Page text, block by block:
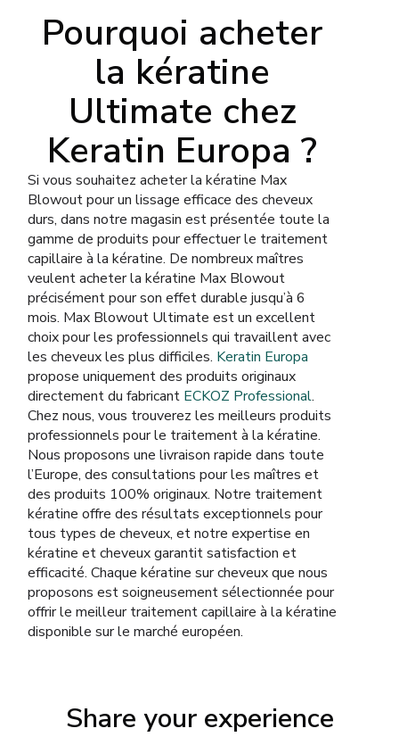
Pourquoi acheter
la kératine
Ultimate chez
Keratin Europa ?
Si vous souhaitez acheter la kératine Max
Blowout pour un lissage efficace des cheveux
durs, dans notre magasin est présentée toute la
gamme de produits pour effectuer le traitement
capillaire à la kératine. De nombreux maîtres
veulent acheter la kératine Max Blowout
précisément pour son effet durable jusqu’à 6
mois. Max Blowout Ultimate est un excellent
choix pour les professionnels qui travaillent avec
les cheveux les plus difficiles. Keratin Europa
propose uniquement des produits originaux
directement du fabricant ECKOZ Professional.
Chez nous, vous trouverez les meilleurs produits
professionnels pour le traitement à la kératine.
Nous proposons une livraison rapide dans toute
l’Europe, des consultations pour les maîtres et
des produits 100% originaux. Notre traitement
kératine offre des résultats exceptionnels pour
tous types de cheveux, et notre expertise en
kératine et cheveux garantit satisfaction et
efficacité. Chaque kératine sur cheveux que nous
proposons est soigneusement sélectionnée pour
offrir le meilleur traitement capillaire à la kératine
disponible sur le marché européen.
Share your experience